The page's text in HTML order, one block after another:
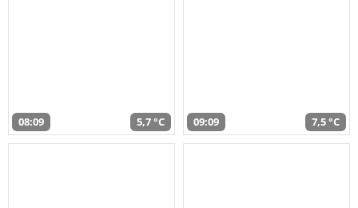
08:09 5,7 °C 09:09 7,5 °C